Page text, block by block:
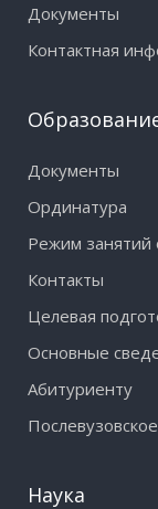
Документы
Контактная
Документы
Ординатура
Режим
Контакты
Целевая
Основные
Абитуриенту
Послевузовское
Наука